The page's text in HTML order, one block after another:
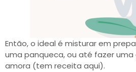
Então, o ideal é misturar em
uma panqueca, ou até fazer uma
amora (tem receita aqui).